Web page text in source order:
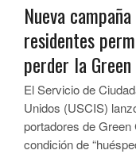
Nueva
residentes
perder la
El Servicio de
Unidos (USCIS)
portadores de
condición de